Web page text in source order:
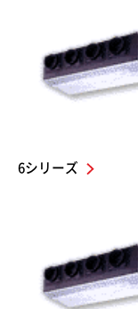
6シリーズ